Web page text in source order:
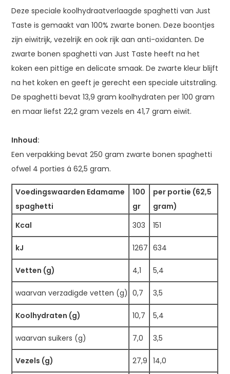
Deze speciale koolhydraatverlaagde spaghetti van Just
Taste is gemaakt van 100% zwarte bonen. Deze boontjes
zijn eiwitrijk, vezelrijk en ook rijk aan anti-oxidanten. De
zwarte bonen spaghetti van Just Taste heeft na het
koken een pittige en delicate smaak. De zwarte kleur blijft
na het koken en geeft je gerecht een speciale uitstraling.
De spaghetti bevat 13,9 gram koolhydraten per 100 gram
en maar liefst 22,2 gram vezels en 41,7 gram eiwit.
Inhoud:
Een verpakking bevat 250 gram zwarte bonen spaghetti
ofwel 4 porties á 62,5 gram.
Voedingswaarden Edamame
spaghetti
100
gr
per portie (62,5
gram)
Kcal
303 151
kJ 1267 634
Vetten (g) 4,1 5,4
waarvan verzadigde vetten (g) 0,7 3,5
Koolhydraten (g) 10,7 5,4
waarvan suikers (g) 7,0 3,5
Vezels (g) 27,9 14,0